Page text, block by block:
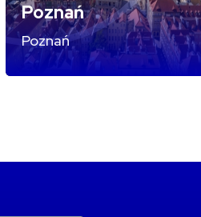
Poznań
Poznań